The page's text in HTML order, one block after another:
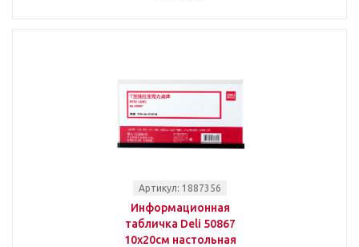
Артикул: 1887356
Информационная
табличка Deli 50867
10x20см настольная